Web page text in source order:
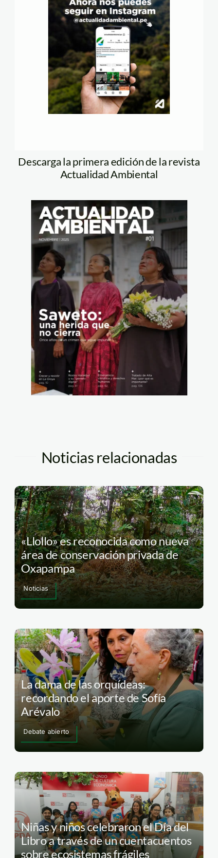
Descarga la primera edición de la revista
Actualidad Ambiental
Noticias relacionadas
«Llollo» es reconocida como nueva
área de conservación privada de
Oxapampa
Noticias
La dama de las orquídeas:
recordando el aporte de Sofía
Arévalo
Debate abierto
Niñas y niños celebraron el Día del
Libro a través de un cuentacuentos
sobre ecosistemas frágiles